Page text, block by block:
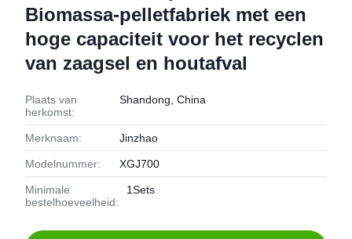
Biomassa-pelletfabriek met een
hoge capaciteit voor het recyclen
van zaagsel en houtafval
Plaats van
herkomst:
Shandong, China
Merknaam: Jinzhao
Modelnummer: XGJ700
Minimale
bestelhoeveelheid:
1Sets